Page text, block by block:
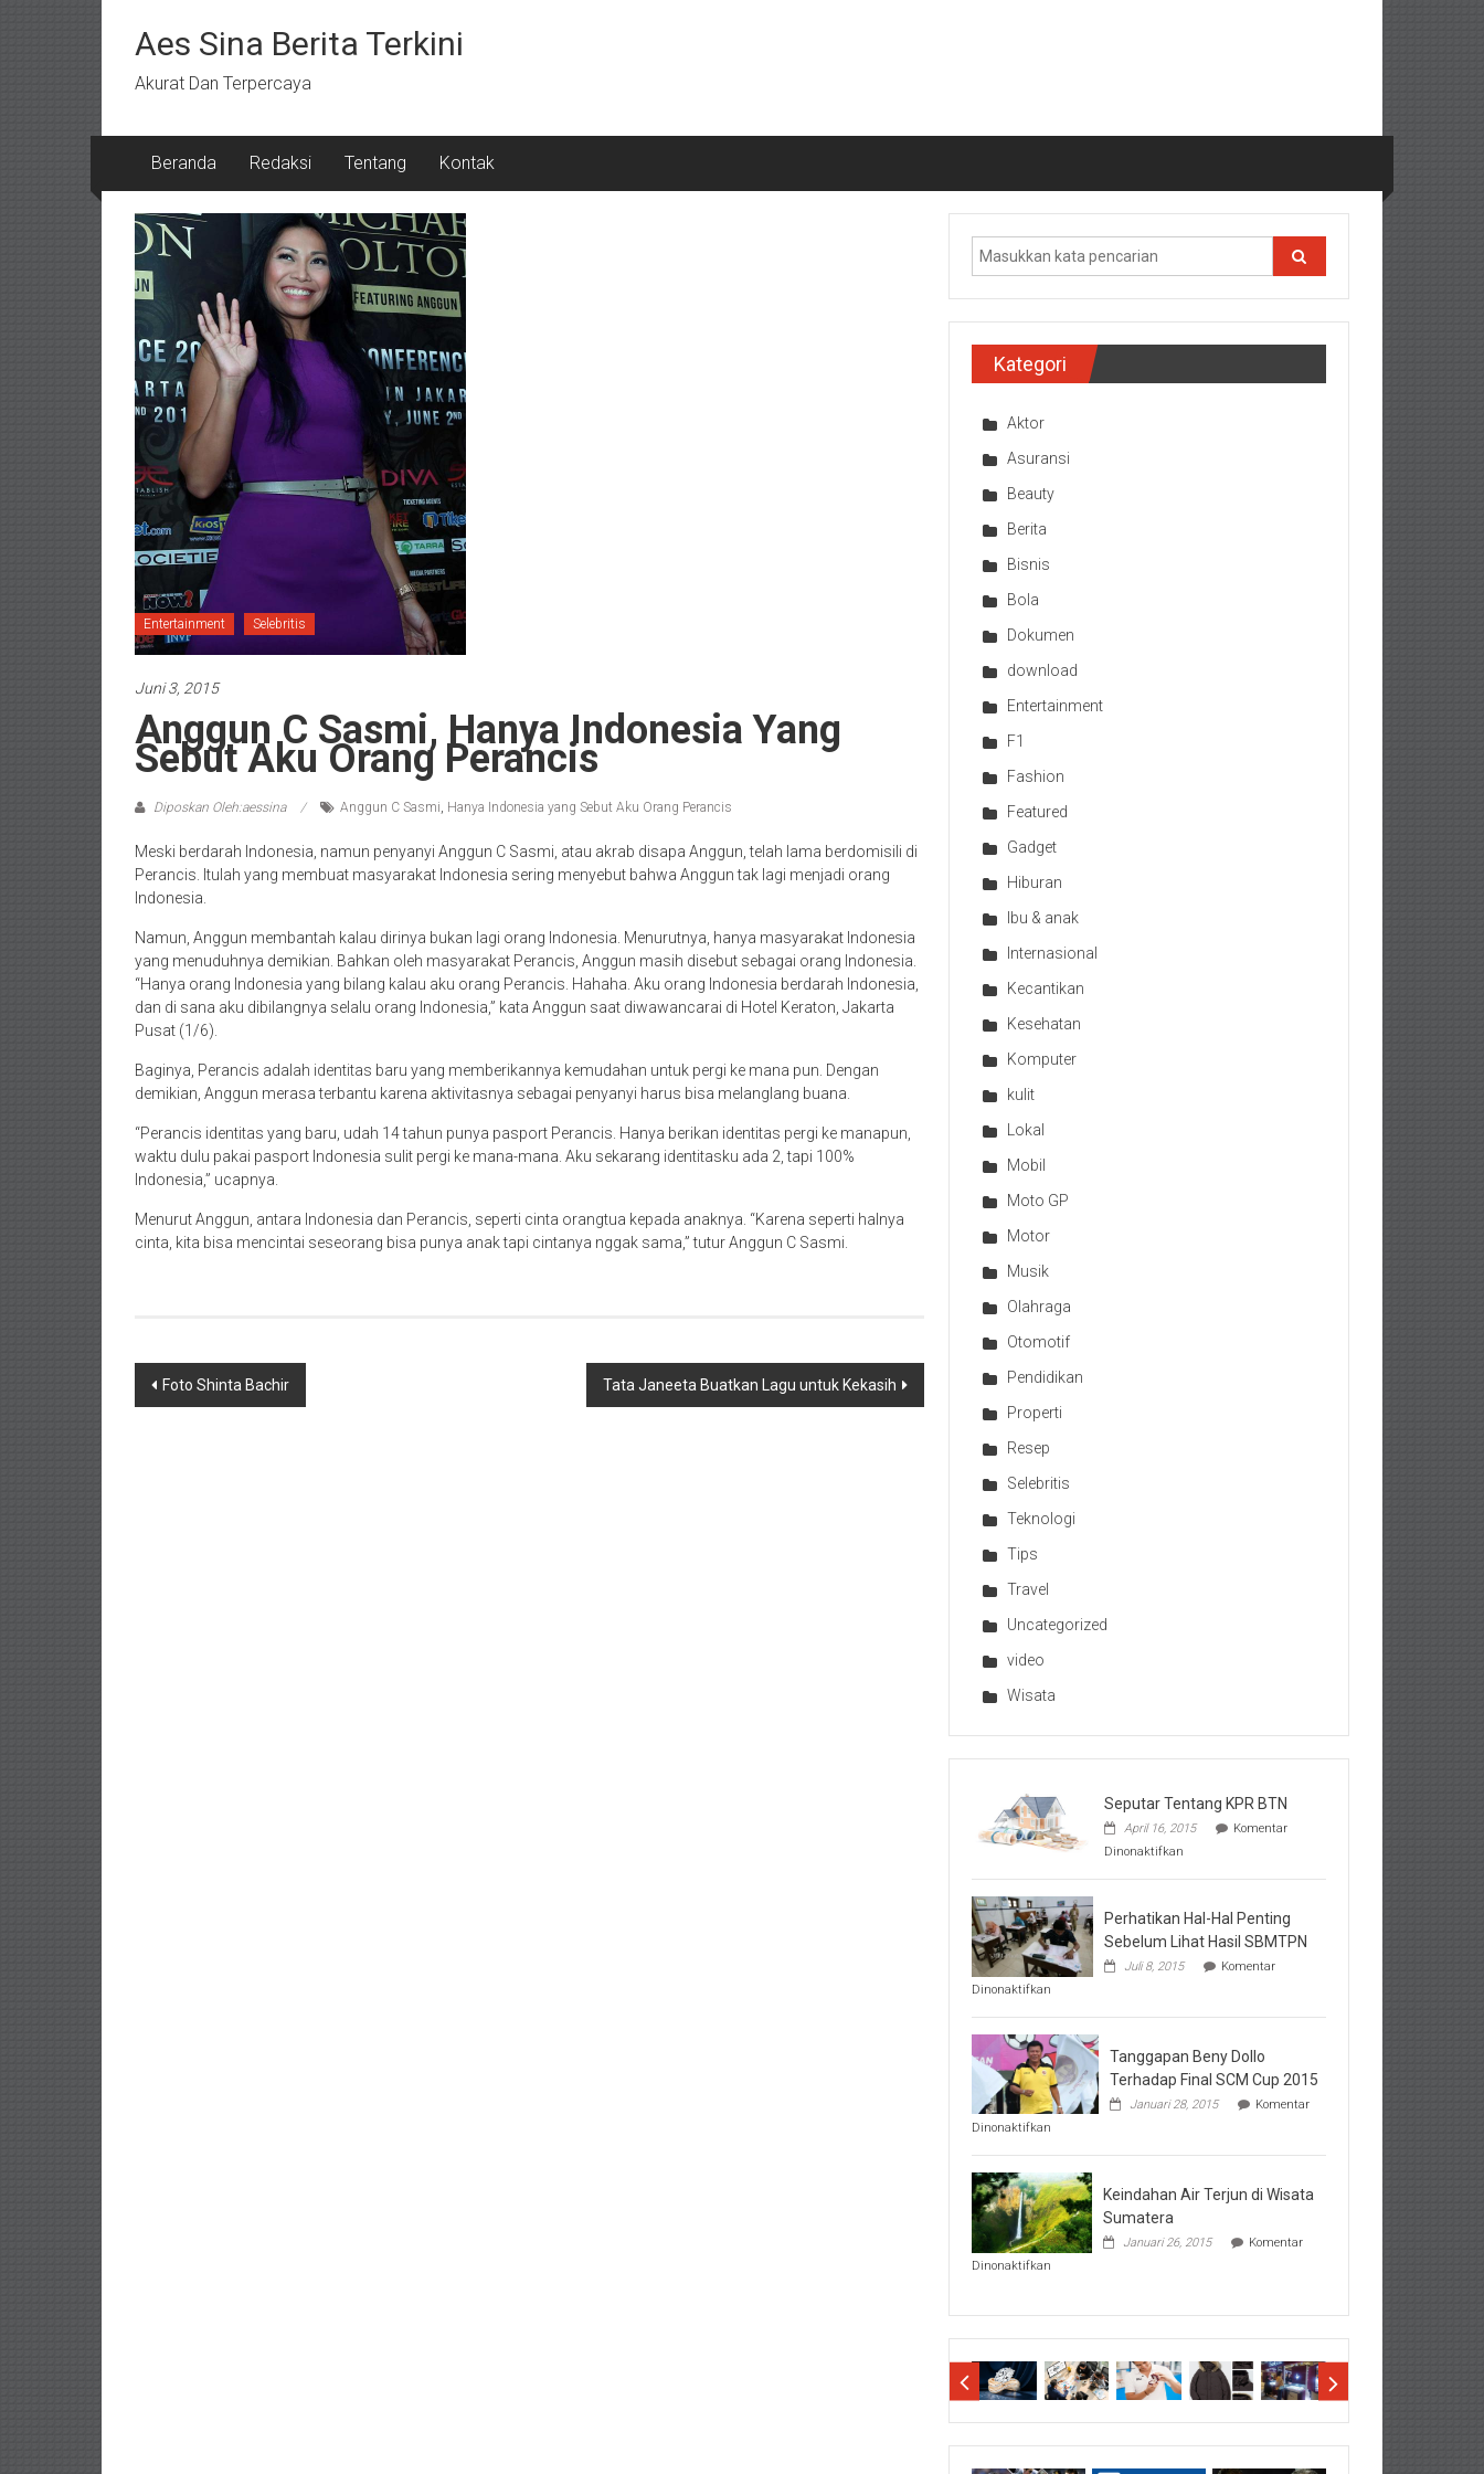
kontenAes Sina Berita Terkini
Akurat Dan Terpercaya
Beranda Redaksi Tentang Kontak
Entertainment Selebritis
Juni 3, 2015
Anggun C Sasmi, Hanya Indonesia Yang
Sebut Aku Orang Perancis
Diposkan Oleh:aessina Anggun C Sasmi, Hanya Indonesia yang Sebut Aku Orang Perancis
Meski berdarah Indonesia, namun penyanyi Anggun C Sasmi, atau akrab disapa Anggun, telah lama berdomisili di
Perancis. Itulah yang membuat masyarakat Indonesia sering menyebut bahwa Anggun tak lagi menjadi orang
Indonesia.
Namun, Anggun membantah kalau dirinya bukan lagi orang Indonesia. Menurutnya, hanya masyarakat Indonesia
yang menuduhnya demikian. Bahkan oleh masyarakat Perancis, Anggun masih disebut sebagai orang Indonesia.
“Hanya orang Indonesia yang bilang kalau aku orang Perancis. Hahaha. Aku orang Indonesia berdarah Indonesia,
dan di sana aku dibilangnya selalu orang Indonesia,” kata Anggun saat diwawancarai di Hotel Keraton, Jakarta
Pusat (1/6).
Baginya, Perancis adalah identitas baru yang memberikannya kemudahan untuk pergi ke mana pun. Dengan
demikian, Anggun merasa terbantu karena aktivitasnya sebagai penyanyi harus bisa melanglang buana.
“Perancis identitas yang baru, udah 14 tahun punya pasport Perancis. Hanya berikan identitas pergi ke manapun,
waktu dulu pakai pasport Indonesia sulit pergi ke mana-mana. Aku sekarang identitasku ada 2, tapi 100%
Indonesia,” ucapnya.
Menurut Anggun, antara Indonesia dan Perancis, seperti cinta orangtua kepada anaknya. “Karena seperti halnya
cinta, kita bisa mencintai seseorang bisa punya anak tapi cintanya nggak sama,” tutur Anggun C Sasmi.
Navigasi
Foto Shinta Bachir Tata Janeeta Buatkan Lagu untuk Kekasih
Kategori
Aktor
Asuransi
Beauty
Berita
Bisnis
Bola
Dokumen
download
Entertainment
F1
Fashion
Featured
Gadget
Hiburan
Ibu & anak
Internasional
Kecantikan
Kesehatan
Komputer
kulit
Lokal
Mobil
Moto GP
Motor
Musik
Olahraga
Otomotif
Pendidikan
Properti
Resep
Selebritis
Teknologi
Tips
Travel
Uncategorized
video
Wisata
Seputar Tentang KPR BTN
April 16, 2015
Komentar
Dinonaktifkan
Tentang
BTN
Perhatikan Hal-Hal Penting
Sebelum Lihat Hasil SBMTPN
Juli 8, 2015
Komentar
Dinonaktifkan
Hal-
Hal
Penting
Sebelum
Lihat
Hasil
Tanggapan Beny Dollo
Terhadap Final SCM Cup 2015
Januari 28, 2015
Komentar
Dinonaktifkan
Beny
Dollo
Terhadap
Final
SCM
Cup
Keindahan Air Terjun di Wisata
Sumatera
Januari 26, 2015
Komentar
Dinonaktifkan
Terjun
Sumatera